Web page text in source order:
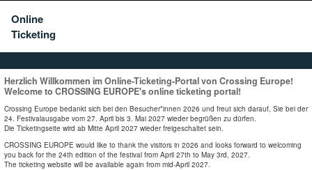
Online
Ticketing
Herzlich Willkommen im Online-Ticketing-Portal von Crossing Europe!
Welcome to CROSSING EUROPE's online ticketing portal!
Crossing Europe bedankt sich bei den Besucher*innen 2026 und freut sich darauf, Sie bei der
24. Festivalausgabe vom 27. April bis 3. Mai 2027 wieder begrüßen zu dürfen.
Die Ticketingseite wird ab Mitte April 2027 wieder freigeschaltet sein.
CROSSING EUROPE would like to thank the visitors in 2026 and looks forward to welcoming
you back for the 24th edition of the festival from April 27th to May 3rd, 2027.
The ticketing website will be available again from mid-April 2027.